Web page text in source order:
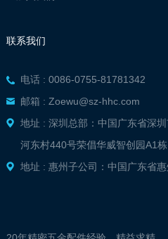
联系我们
电话 : 0086-0755-81781342
邮箱 : Zoewu@sz-hhc.com
地址 : 深圳总部：中国广东省深
河东村440号荣倡华威智创园A1栋
地址 : 惠州子公司：中国广东省